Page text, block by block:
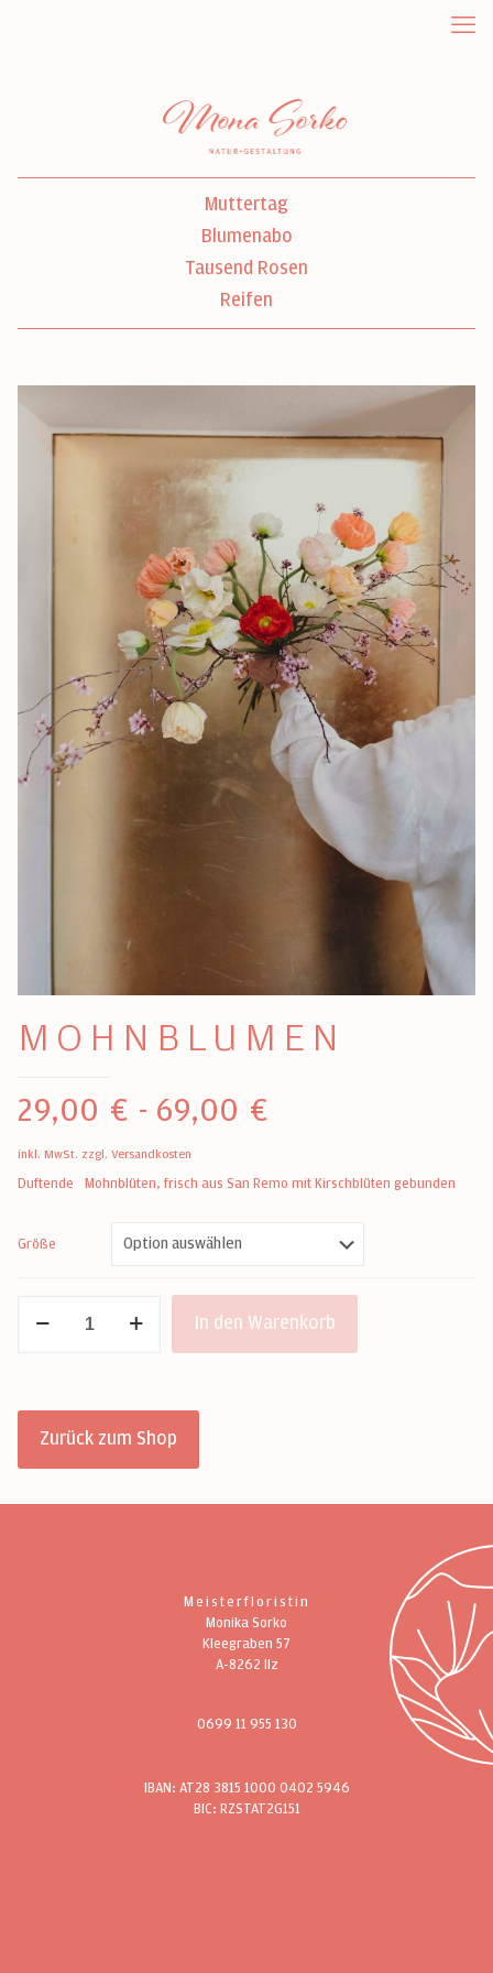
Muttertag
Blumenabo
Tausend Rosen
Reifen
MOHNBLUMEN
29,00 € - 69,00 €
inkl. MwSt. zzgl. Versandkosten
Duftende Mohnblüten, frisch aus San Remo mit Kirschblüten gebunden
Größe
Menge
In den Warenkorb
Zurück zum Shop
Meisterfloristin
Monika Sorko
Kleegraben 57
A-8262 Ilz
0699 11 955 130
IBAN: AT28 3815 1000 0402 5946
BIC: RZSTAT2G151